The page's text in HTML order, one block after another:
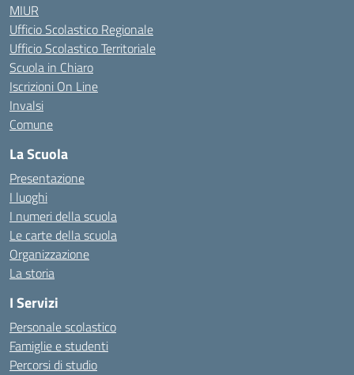
MIUR
Ufficio Scolastico Regionale
Ufficio Scolastico Territoriale
Scuola in Chiaro
Iscrizioni On Line
Invalsi
Comune
La Scuola
Presentazione
I luoghi
I numeri della scuola
Le carte della scuola
Organizzazione
La storia
I Servizi
Personale scolastico
Famiglie e studenti
Percorsi di studio